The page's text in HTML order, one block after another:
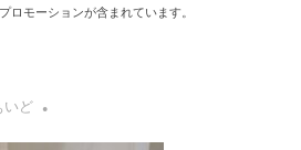
ロモーションが含まれています。
いど